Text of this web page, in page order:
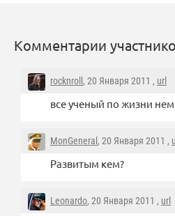
Комментарии
rocknroll , 20 Января 2011 , url
все ученый по жизни
MonGeneral , 20 Января 2011 ,
Развитым кем?
Leonardo, 20 Января 2011 , url